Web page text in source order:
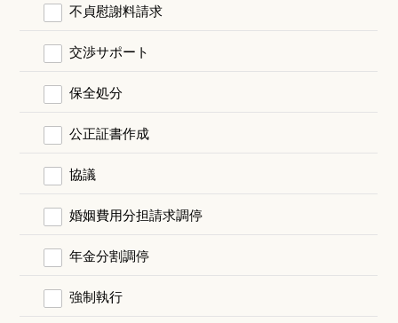
不貞慰謝料請求
交渉サポート
保全処分
公正証書作成
協議
婚姻費用分担請求調停
年金分割調停
強制執行